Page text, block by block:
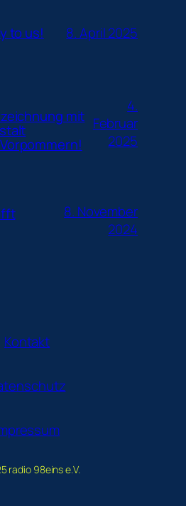
to us! 8. April 2025
mit
4.
Februar
2025
8. November
2024
Kontakt
radio 98eins e.V.